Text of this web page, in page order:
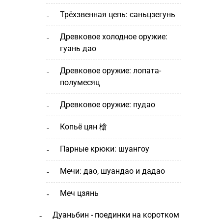
трёхзвенная цепь: саньцзегунь
древковое холодное оружие:
гуань дао
древковое оружие: лопата-
полумесяц
древковое оружие: пудао
копьё цян 槍
парные крюки: шуангоу
мечи: дао, шуандао и дадао
меч цзянь
дуаньбин - поединки на коротком